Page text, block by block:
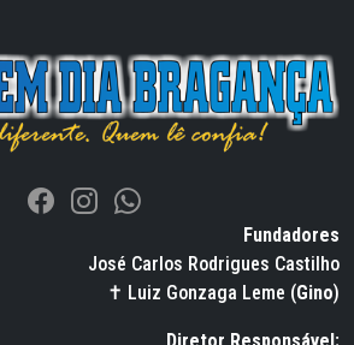
Fundadores
José Carlos Rodrigues Castilho
✝ Luiz Gonzaga Leme (Gino)